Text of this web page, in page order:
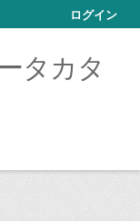
ログイン
タカタ